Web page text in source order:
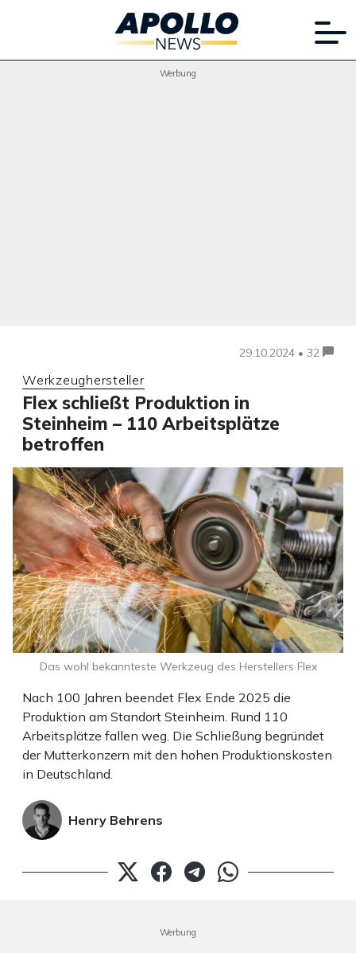
Werbung
29.10.2024 • 32
Werkzeughersteller
Flex schließt Produktion in
Steinheim – 110 Arbeitsplätze
betroffen
Nach 100 Jahren beendet Flex Ende 2025 die
Produktion am Standort Steinheim. Rund 110
Arbeitsplätze fallen weg. Die Schließung begründet
der Mutterkonzern mit den hohen Produktionskosten
in Deutschland.
Henry Behrens
Das wohl bekannteste Werkzeug des Herstellers Flex
Werbung